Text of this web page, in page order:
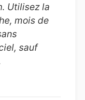
Utilisez la
mois de
sauf